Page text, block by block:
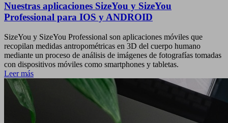
Nuestras aplicaciones SizeYou y SizeYou
Professional para IOS y ANDROID
SizeYou y SizeYou Professional son aplicaciones móviles que
recopilan medidas antropométricas en 3D del cuerpo humano
mediante un proceso de análisis de imágenes de fotografías tomadas
con dispositivos móviles como smartphones y tabletas.
Leer más